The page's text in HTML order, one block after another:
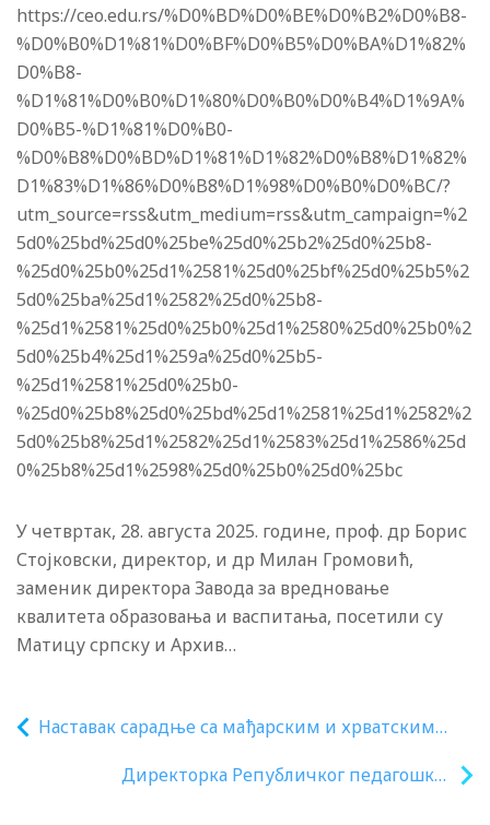
https://ceo.edu.rs/%D0%BD%D0%BE%D0%B2%D0%B8-
%D0%B0%D1%81%D0%BF%D0%B5%D0%BA%D1%82%
D0%B8-
%D1%81%D0%B0%D1%80%D0%B0%D0%B4%D1%9A%
D0%B5-%D1%81%D0%B0-
%D0%B8%D0%BD%D1%81%D1%82%D0%B8%D1%82%
D1%83%D1%86%D0%B8%D1%98%D0%B0%D0%BC/?
utm_source=rss&utm_medium=rss&utm_campaign=%2
5d0%25bd%25d0%25be%25d0%25b2%25d0%25b8-
%25d0%25b0%25d1%2581%25d0%25bf%25d0%25b5%2
5d0%25ba%25d1%2582%25d0%25b8-
%25d1%2581%25d0%25b0%25d1%2580%25d0%25b0%2
5d0%25b4%25d1%259a%25d0%25b5-
%25d1%2581%25d0%25b0-
%25d0%25b8%25d0%25bd%25d1%2581%25d1%2582%2
5d0%25b8%25d1%2582%25d1%2583%25d1%2586%25d
0%25b8%25d1%2598%25d0%25b0%25d0%25bc
У четвртак, 28. августа 2025. године, проф. др Борис
Стојковски, директор, и др Милан Громовић,
заменик директора Завода за вредновање
квалитета образовања и васпитања, посетили су
Матицу српску и Архив…
Наставак сарадње са мађарским и хрватским
Директорка Републичког педагошког